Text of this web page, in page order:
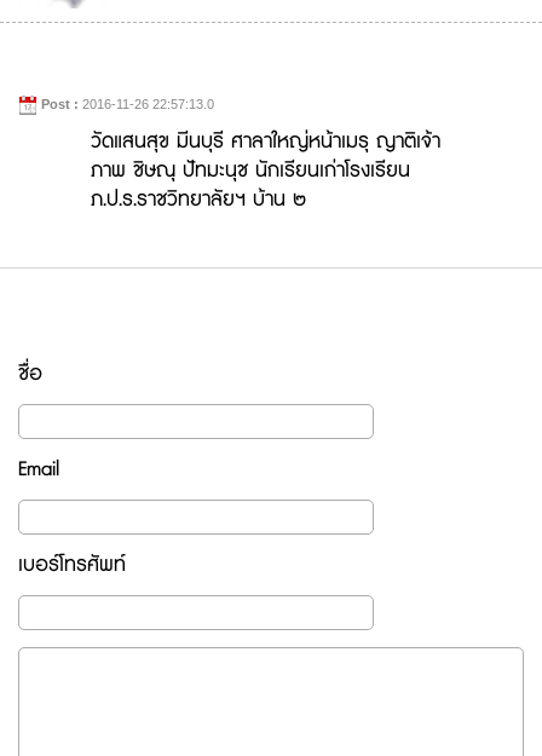
Post : 2016-11-26 22:57:13.0
วัดแสนสุข มีนบุรี ศาลาใหญ่หน้าเมรุ ญาติเจ้า
ภาพ ชิษณุ ปัทมะนุช นักเรียนเก่าโรงเรียน
ภ.ป.ร.ราชวิทยาลัยฯ บ้าน ๒
ชื่อ
Email
เบอร์โทรศัพท์